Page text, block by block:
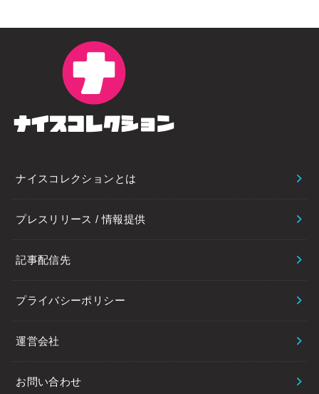
ナイスコレクションとは
プレスリリース / 情報提供
記事配信先
プライバシーポリシー
運営会社
お問い合わせ